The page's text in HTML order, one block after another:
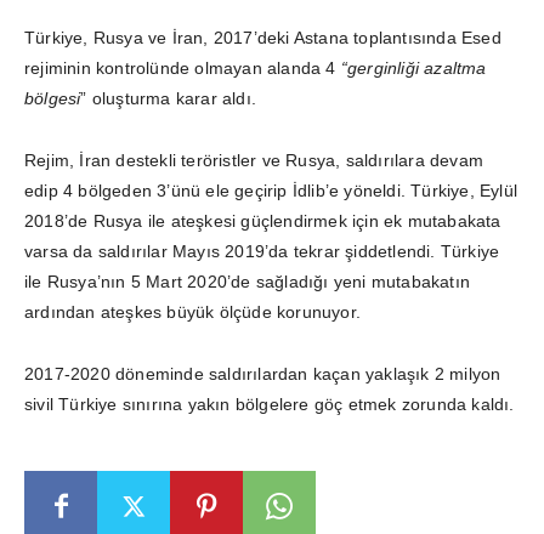
Türkiye, Rusya ve İran, 2017’deki Astana toplantısında Esed
rejiminin kontrolünde olmayan alanda 4 “gerginliği azaltma
bölgesi” oluşturma karar aldı.
Rejim, İran destekli teröristler ve Rusya, saldırılara devam
edip 4 bölgeden 3’ünü ele geçirip İdlib’e yöneldi. Türkiye, Eylül
2018’de Rusya ile ateşkesi güçlendirmek için ek mutabakata
varsa da saldırılar Mayıs 2019’da tekrar şiddetlendi. Türkiye
ile Rusya’nın 5 Mart 2020’de sağladığı yeni mutabakatın
ardından ateşkes büyük ölçüde korunuyor.
2017-2020 döneminde saldırılardan kaçan yaklaşık 2 milyon
sivil Türkiye sınırına yakın bölgelere göç etmek zorunda kaldı.